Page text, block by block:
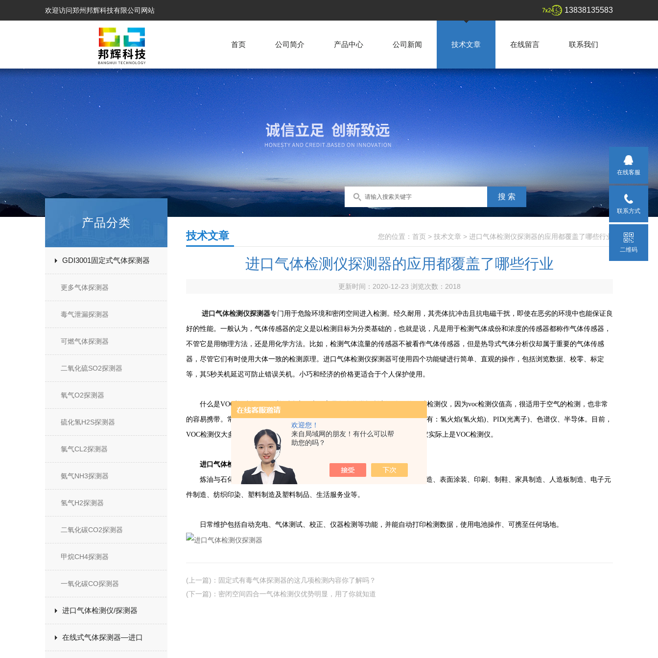
欢迎您！
来自局域网的朋友！有什么可以帮
助您的吗？
欢迎访问郑州邦辉科技有限公司网站 13838135583
首页 公司简介 产品中心 公司新闻 技术文章 在线留言 联系我们
产品分类
GDI3001固定式气体探测器
更多气体探测器
毒气泄漏探测器
可燃气体探测器
二氧化硫SO2探测器
氧气O2探测器
硫化氢H2S探测器
氯气CL2探测器
氨气NH3探测器
氢气H2探测器
二氧化碳CO2探测器
甲烷CH4探测器
一氧化碳CO探测器
进口气体检测仪/探测器
在线式气体探测器—进口
您的位置： 首页 > 技术文章 > 进口气体检测仪探测器的应用都覆盖了哪些行业
技术文章
进口气体检测仪探测器的应用都覆盖了哪些行业
更新时间：2020-12-23 浏览次数： 2018
进口气体检测仪探测器专门用于危险环境和密闭空间进入检测。经久耐用，其壳体抗冲击且抗电磁干扰，即使在恶劣的环境中也能保证良
好的性能。一般认为，气体传感器的定义是以检测目标为分类基础的，也就是说，凡是用于检测气体成份和浓度的传感器都称作气体传感器，
不管它是用物理方法，还是用化学方法。比如，检测气体流量的传感器不被看作气体传感器，但是热导式气体分析仪却属于重要的气体传感
器，尽管它们有时使用大体一致的检测原理。进口气体检测仪探测器可使用四个功能键进行简单、直观的操作，包括浏览数据、校零、标定
等，其5秒关机延迟可防止错误关机。小巧和经济的价格更适合于个人保护使用。
什么是VOC检测仪：VOC检测仪实际上，它是各个化学场所广泛使用的一种检测仪，因为voc检测仪值高，很适用于空气的检测，也非常
的容易携带。常被用来测量危险环境中的有毒和有机气体。VOC气体的检测方式有：氢火焰(氢火焰)、PID(光离子)、色谱仪、半导体。目前，
VOC检测仪大多采用PID光学离子传感器，因此，在气体检仪工业中，PID检测仪实际上是VOC检测仪。
进口气体检测仪探测器行业应用
炼油与石化、化学原料和化学制品制造、化学药品原料药制造、合成纤维制造、表面涂装、印刷、制鞋、家具制造、人造板制造、电子元
件制造、纺织印染、塑料制造及塑料制品、生活服务业等。
日常维护包括自动充电、气体测试、校正、仪器检测等功能，并能自动打印检测数据，使用电池操作、可携至任何场地。
(上一篇) ： 固定式有毒气体探测器的这几项检测内容你了解吗？
(下一篇) ： 密闭空间四合一气体检测仪优势明显，用了你就知道
在线客服
联系方式
二维码